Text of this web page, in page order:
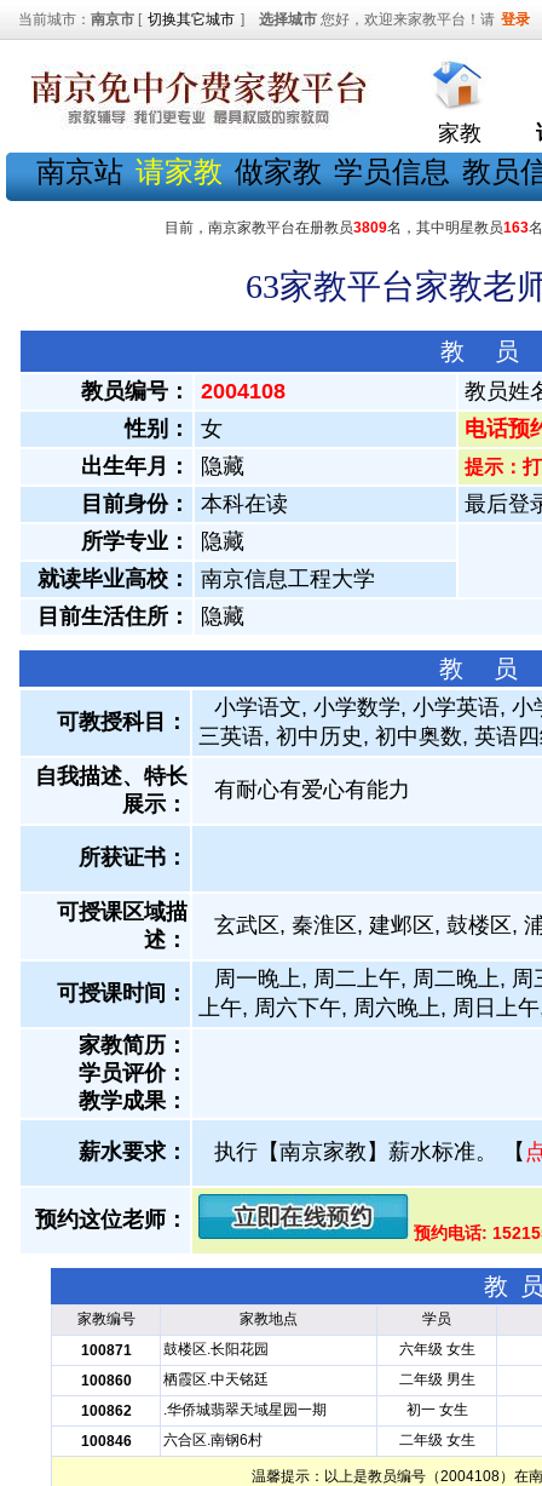
当前城市： 南京市 [ 切换其它城市 ] 选择城市 您好，欢迎来家教平台！请 登录
家教
南京站 请家教 做家教 学员信息 教员
目前，南京家教平台在册教员3809名，其中明星教员163
63家教平台家教老
教 员
教员编号： 2004108
教员姓
性别：
女
电话预
出生年月：
隐藏 提示：
目前身份： 本科在读
最后登
所学专业：
隐藏
就读毕业高校：
南京信息工程大学
目前生活住所：
隐藏
教 员
可教授科目：
小学语文, 小学数学, 小学英语,
三英语, 初中历史, 初中奥数, 英语
自我描述、特长
展示 ：
有耐心有爱心有能力
所获证书 ：
可授课区域描
述：
玄武区, 秦淮区, 建邺区, 鼓楼区,
可授课时间：
周一晚上, 周二上午, 周二晚上,
上午, 周六下午, 周六晚上, 周日上
家教简历：
学员评价：
教学成果：
薪水要求： 执行【南京家教】薪水标准。 【
预约这位老师：
预约电话:
教
家教编号 家教地点
学员
100871
鼓楼区.长阳花园
六年级 女生
100860
栖霞区.中天铭廷
二年级 男生
100862
.华侨城翡翠天域星园一期
初一 女生
100846
六合区.南钢6村 二年级 女生
温馨提示：以上是教员编号（2004108）在